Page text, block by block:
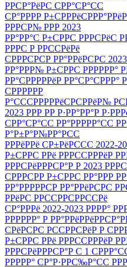
РРСР°РёРС СРР°СР°СС
СР°РРРР
РРРСР№ РРР 2023
РР°РР°С Р±СРРС РРРСРёС
РРРС Р РРССРёРё
СРРРСРСР РР°РРёРСРС
РР°РРР№ Р±СРРС РРРРРР°
РР°СРРРРРёР РР°СР°СРРР°
СРРРРРР
Р°СССРРРРРёСРСРРёР№
2023 РРР РР Р·РР°РР°Р
СРР°СР°СС РР°РРРРР°СС
Р°Р±Р°Р№РР°РСС
РРРёРРё СР±РёРССС 2022-
Р±СРРС РРё РРРССРРРёР
РРРСРёРРРСР°Р Р 2023 РРРС
СРРРСРР Р±СРРС РР°РРР
РР°РРРРРСР РР°РРёРСРС
РРёРС РРССРРСРРССРё
СР°РРРё 2022-2023 РРРР°
РРРРРР° Р
СРёРСРС РССРРСРёР Р
Р±СРРС РРё РРРССРРРёР
РРРСРёРРРСР°Р С 1
РРРРР° СР°Р·РРС‰Р°СС